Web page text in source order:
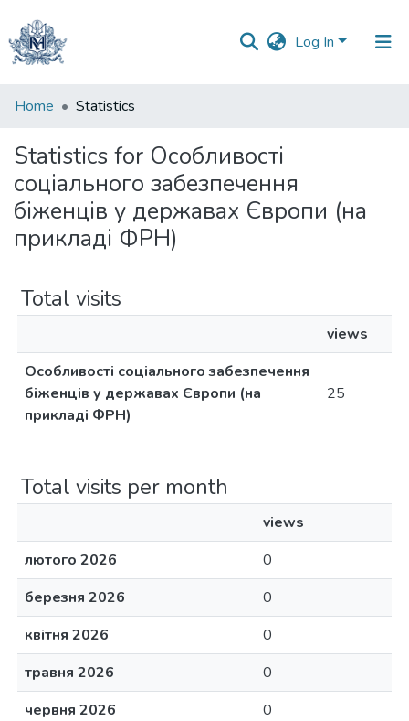
Log In
Communities
Collections
All of DSpace
Home Statistics
Statistics for Особливості
соціального забезпечення
біженців у державах Європи (на
прикладі ФРН)
Total visits
views
Особливості соціального забезпечення
біженців у державах Європи (на
прикладі ФРН)
25
Total visits per month
views
лютого 2026
0
березня 2026
0
квітня 2026
0
травня 2026
0
червня 2026
0